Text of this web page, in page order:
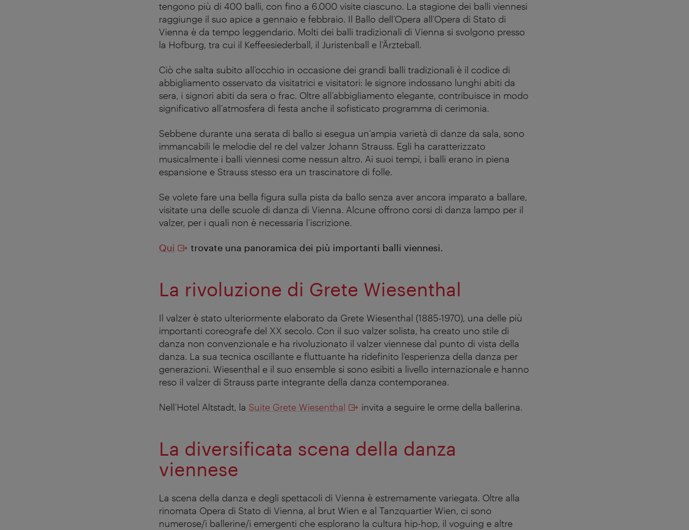
tengono più di 400 balli, con fino a 6.000 visite ciascuno. La stagione dei balli viennesi
raggiunge il suo apice a gennaio e febbraio. Il Ballo dell’Opera all’Opera di Stato di
Vienna è da tempo leggendario. Molti dei balli tradizionali di Vienna si svolgono presso
la Hofburg, tra cui il Keffeesiederball, il Juristenball e l’Ärzteball.
Ciò che salta subito all’occhio in occasione dei grandi balli tradizionali è il codice di
abbigliamento osservato da visitatrici e visitatori: le signore indossano lunghi abiti da
sera, i signori abiti da sera o frac. Oltre all’abbigliamento elegante, contribuisce in modo
significativo all’atmosfera di festa anche il sofisticato programma di cerimonia.
Sebbene durante una serata di ballo si esegua un’ampia varietà di danze da sala, sono
immancabili le melodie del re del valzer Johann Strauss. Egli ha caratterizzato
musicalmente i balli viennesi come nessun altro. Ai suoi tempi, i balli erano in piena
espansione e Strauss stesso era un trascinatore di folle.
Se volete fare una bella figura sulla pista da ballo senza aver ancora imparato a ballare,
visitate una delle scuole di danza di Vienna. Alcune offrono corsi di danza lampo per il
valzer, per i quali non è necessaria l’iscrizione.
Qui trovate una panoramica dei più importanti balli viennesi.
La rivoluzione di Grete Wiesenthal
Il valzer è stato ulteriormente elaborato da Grete Wiesenthal (1885-1970), una delle più
importanti coreografe del XX secolo. Con il suo valzer solista, ha creato uno stile di
danza non convenzionale e ha rivoluzionato il valzer viennese dal punto di vista della
danza. La sua tecnica oscillante e fluttuante ha ridefinito l’esperienza della danza per
generazioni. Wiesenthal e il suo ensemble si sono esibiti a livello internazionale e hanno
reso il valzer di Strauss parte integrante della danza contemporanea.
Nell’Hotel Altstadt, la Suite Grete Wiesenthal invita a seguire le orme della ballerina.
La diversificata scena della danza
viennese
La scena della danza e degli spettacoli di Vienna è estremamente variegata. Oltre alla
rinomata Opera di Stato di Vienna, al brut Wien e al Tanzquartier Wien, ci sono
numerose/i ballerine/i emergenti che esplorano la cultura hip-hop, il voguing e altre